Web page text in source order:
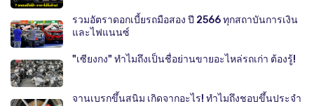
รวมอัตราดอกเบี้ยรถมือสอง ปี 2566 ทุกสถาบันการเงิน
และไฟแนนซ์
"เซียงกง" ทำไมถึงเป็นชื่อย่านขายอะไหล่รถเก่า ต้องรู้!
จานเบรกขึ้นสนิม เกิดจากอะไร! ทำไมถึงชอบขึ้นประจำ